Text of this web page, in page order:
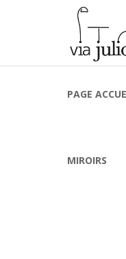
PAGE
MIROIRS